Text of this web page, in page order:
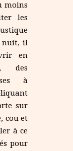
moins
les
nuit, il
en
des
à
sur
cou et
à ce
pour